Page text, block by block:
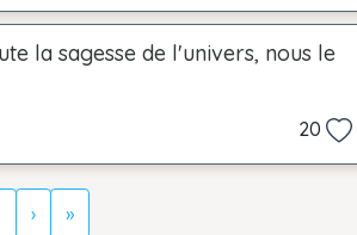
la sagesse de l'univers, nous le
20
› »